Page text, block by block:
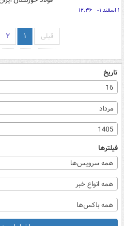
۱ اسفند ۰۱ - ۱۲:۳۶
قبلی ۱ ۲
تاریخ
16
مرداد
1405
فیلترها
همه سرویس‌ها
همه انواع خبر
همه باکس‌ها